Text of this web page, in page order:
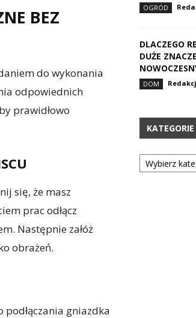
BEZ
do wykonania
odpowiednich
prawidłowo
się, że masz
prac odłącz
Następnie załóż
obrażeń.
gniazdka
OGRÓD
DLACZEGO
DUŻE
DOM
KATEGORIE
Kategorie